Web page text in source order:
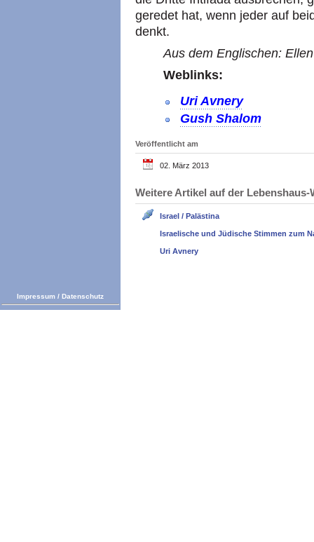
geredet hat, wenn jeder auf
denkt.
Aus dem Englischen:
Weblinks:
Uri Avnery
Gush Shalom
Veröffentlicht am
02. März 2013
Weitere Artikel auf der
Israel / Palästina
Israelische und Jüdische Stimmen zum
Uri Avnery
Impressum / Datenschutz